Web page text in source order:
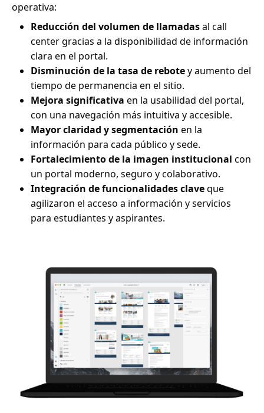
operativa:
Reducción del volumen de llamadasal call
center gracias a la disponibilidad de información
clara en el portal.
Disminución de la tasa de rebotey aumento del
tiempo de permanencia en el sitio.
Mejora significativa en la usabilidad del portal,
con una navegación más intuitiva y accesible.
Mayor claridad y segmentación en la
información para cada público y sede.
Fortalecimiento de la imagen institucional con
un portal moderno, seguro y colaborativo.
Integración de funcionalidades claveque
agilizaron el acceso a información y servicios
para estudiantes y aspirantes.